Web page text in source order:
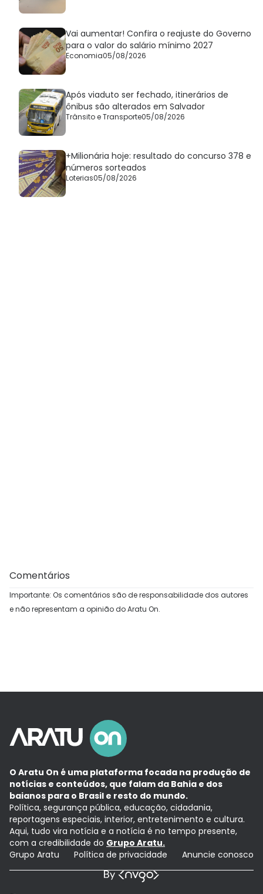
Vai aumentar! Confira o reajuste do Governo
para o valor do salário mínimo 2027
Economia05/08/2026
Após viaduto ser fechado, itinerários de
ônibus são alterados em Salvador
Trânsito e Transporte05/08/2026
+Milionária hoje: resultado do concurso 378 e
números sorteados
Loterias05/08/2026
Comentários
Importante: Os comentários são de responsabilidade dos autores
e não representam a opinião do Aratu On.
O Aratu On é uma plataforma focada na produção de
notícias e conteúdos, que falam da Bahia e dos
baianos para o Brasil e resto do mundo.
Política, segurança pública, educação, cidadania,
reportagens especiais, interior, entretenimento e cultura.
Aqui, tudo vira notícia e a notícia é no tempo presente,
com a credibilidade do Grupo Aratu.
Grupo Aratu
Política de privacidade Anuncie conosco